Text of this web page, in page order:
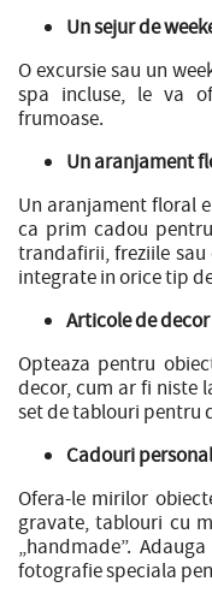
Un sejur de
O excursie sau un
spa incluse, le va
frumoase.
Un aranjament
Un aranjament floral
ca prim cadou
trandafirii, freziile
integrate in orice tip
Articole de
Opteaza pentru
decor, cum ar fi niste
set de tablouri
Cadouri
Ofera-le mirilor
gravate, tablouri cu
„handmade”.
fotografie speciala